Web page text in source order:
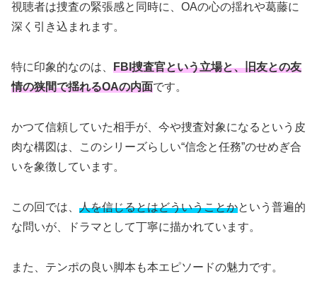
視聴者は捜査の緊張感と同時に、OAの心の揺れや葛藤に
深く引き込まれます。
特に印象的なのは、 FBI捜査官という立場と、旧友との友
情の狭間で揺れるOAの内面です。
かつて信頼していた相手が、今や捜査対象になるという皮
肉な構図は、このシリーズらしい“信念と任務”のせめぎ合
いを象徴しています。
この回では、 人を信じるとはどういうことかという普遍的
な問いが、ドラマとして丁寧に描かれています。
また、テンポの良い脚本も本エピソードの魅力です。